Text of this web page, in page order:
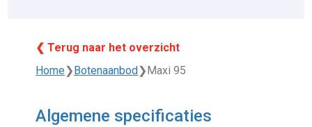
❮ Terug naar het overzicht
Home❯ Botenaanbod ❯ Maxi 95
Algemene specificaties